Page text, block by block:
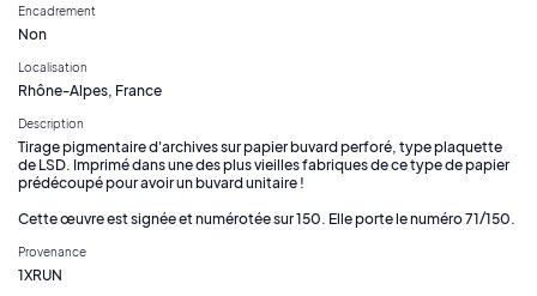
Encadrement
Non
Localisation
Rhône-Alpes, France
Description
Tirage pigmentaire d'archives sur papier buvard perforé, type plaquette
de LSD. Imprimé dans une des plus vieilles fabriques de ce type de papier
prédécoupé pour avoir un buvard unitaire !
Cette œuvre est signée et numérotée sur 150. Elle porte le numéro 71/150.
Provenance
1XRUN